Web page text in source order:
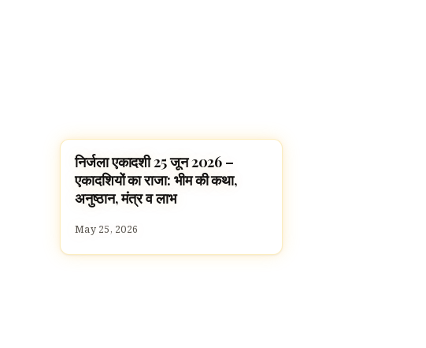
FESTIVALS
निर्जला एकादशी 25 जून 2026 –
एकादशियों का राजा: भीम की कथा,
अनुष्ठान, मंत्र व लाभ
May 25, 2026